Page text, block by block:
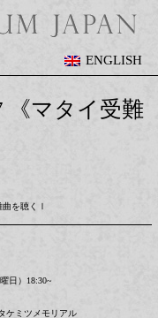
ENGLISH
《マタイ受難
曲を聴くⅠ
日）18:30~
ケミツメモリアル